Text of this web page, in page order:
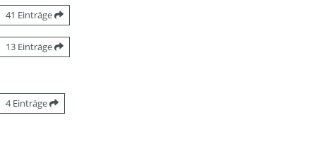
41 Einträge
13 Einträge
4 Einträge